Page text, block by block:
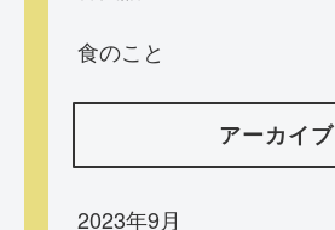
食のこと
アーカイブ
2023年9月